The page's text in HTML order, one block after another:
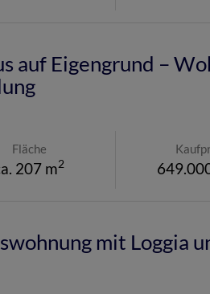
auf Eigengrund –
Fläche
207 m2
mit Loggia